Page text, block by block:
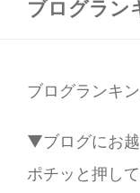
ブログラン
ブログランキ
▼ブログにお
ポチッと押し